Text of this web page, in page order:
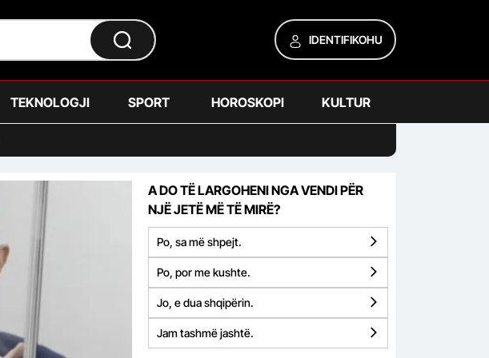
IDENTIFIKOHU
TEKNOLOGJI SPORT HOROSKOPI KULTUR
A DO TË LARGOHENI NGA VENDI PËR
NJË JETË MË TË MIRË?
Po, sa më shpejt.
Po, por me kushte.
Jo, e dua shqipërin.
Jam tashmë jashtë.